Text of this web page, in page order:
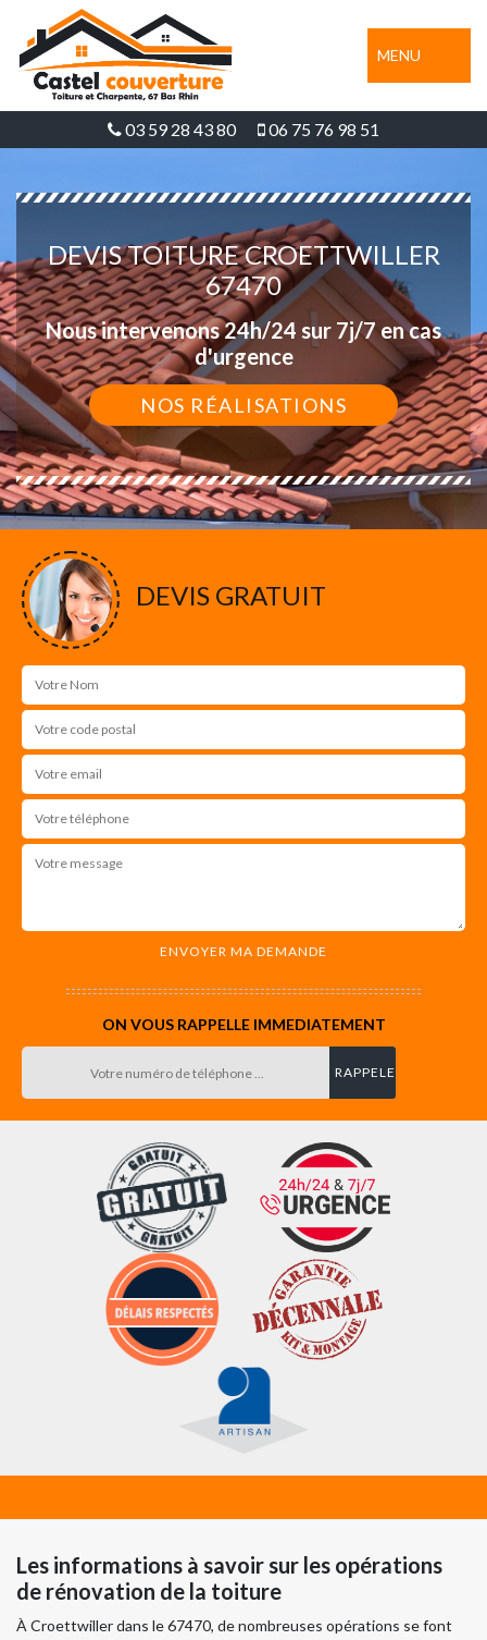
MENU
03 59 28 43 80 06 75 76 98 51
DEVIS TOITURE CROETTWILLER
67470
Nous intervenons 24h/24 sur 7j/7 en cas
d'urgence
NOS RÉALISATIONS
DEVIS GRATUIT
ON VOUS RAPPELLE IMMEDIATEMENT
Les informations à savoir sur les opérations
de rénovation de la toiture
À Croettwiller dans le 67470, de nombreuses opérations se font